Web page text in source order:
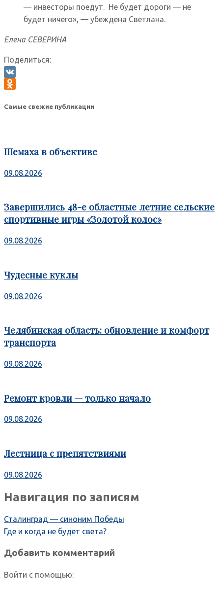
— инвесторы поедут. Не будет дороги — не
будет ничего», — убеждена Светлана.
Елена СЕВЕРИНА
Поделиться:
VK
Самые свежие публикации
Шемаха в объективе
09.08.2026
Завершились 48-е областные летние сельские
спортивные игры «Золотой колос»
09.08.2026
Чудесные куклы
09.08.2026
Челябинская область: обновление и комфорт
транспорта
09.08.2026
Ремонт кровли — только начало
09.08.2026
Лестница с препятствиями
09.08.2026
Навигация по записям
Сталинград — синоним Победы
Где и когда не будет света?
Добавить комментарий
Войти с помощью: